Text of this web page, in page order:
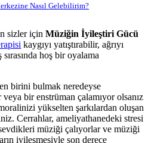
Nasıl Gelebilirim?
sizler içinMüziğin İyileştiri Gücü
kaygıyı yatıştırabilir, ağrıyı
hoş bir oyalama
birini bulmak neredeyse
bir enstrüman çalamıyor olsanız
yükselten şarkılardan oluşan
Cerrahlar, ameliyathanedeki stresi
müziği çalıyorlar ve müziği
iyileşmesiyle son derece